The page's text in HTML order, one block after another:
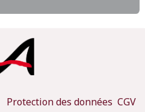
Protection des données CGV